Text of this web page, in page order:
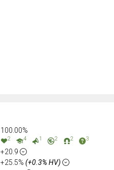
100.00%
2 4 1 2 2 3
+20.9
+25.5% (+0.3% HV)